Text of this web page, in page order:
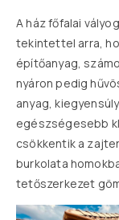
A ház főfalai
tekintettel arra,
építőanyag,
nyáron pedig
anyag,
egészségesebb
csökkentik a
burkolata
tetőszerkezet